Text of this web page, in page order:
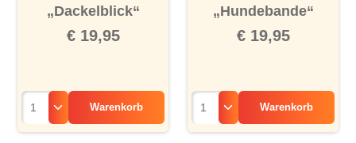
„Dackelblick“
€ 19,95
Warenkorb
„Hundebande“
€ 19,95
Warenkorb